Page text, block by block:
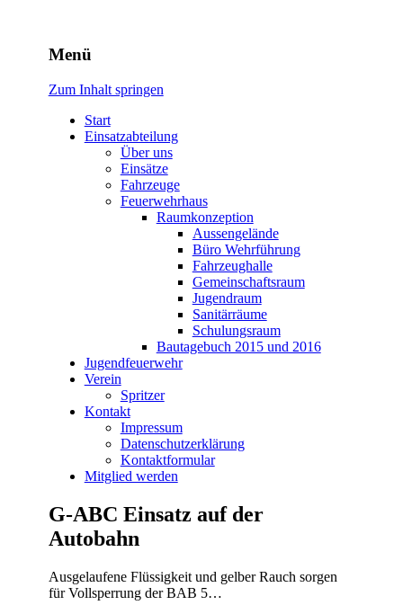
Freiwillige Feuerwehr
Rodheim v.d.H.
Menü
Zum Inhalt springen
Start
Einsatzabteilung
Über uns
Einsätze
Fahrzeuge
Feuerwehrhaus
Raumkonzeption
Aussengelände
Büro Wehrführung
Fahrzeughalle
Gemeinschaftsraum
Jugendraum
Sanitärräume
Schulungsraum
Bautagebuch 2015 und 2016
Jugendfeuerwehr
Verein
Spritzer
Kontakt
Impressum
Datenschutzerklärung
Kontaktformular
Mitglied werden
G-ABC Einsatz auf der
Autobahn
Ausgelaufene Flüssigkeit und gelber Rauch sorgen
für Vollsperrung der BAB 5…